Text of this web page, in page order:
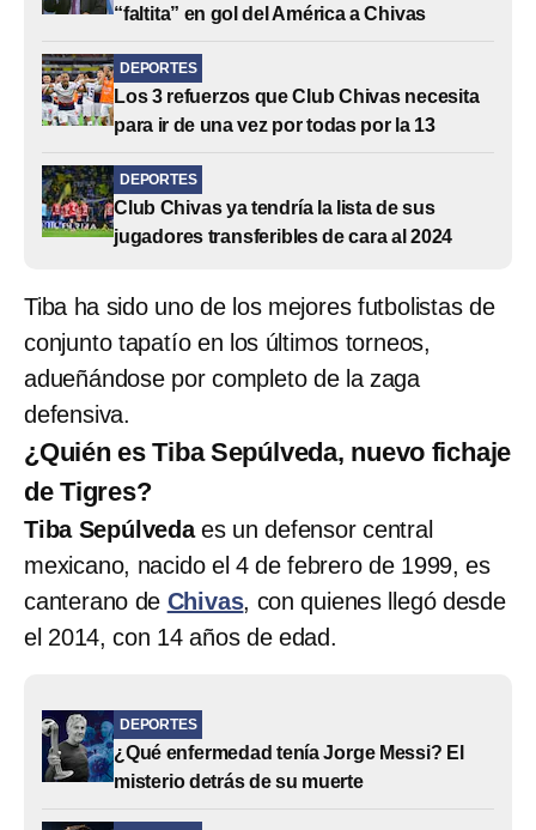
“faltita” en gol del América a Chivas
DEPORTES
Los 3 refuerzos que Club Chivas necesita
para ir de una vez por todas por la 13
DEPORTES
Club Chivas ya tendría la lista de sus
jugadores transferibles de cara al 2024
Tiba ha sido uno de los mejores futbolistas de
conjunto tapatío en los últimos torneos,
adueñándose por completo de la zaga
defensiva.
¿Quién es Tiba Sepúlveda, nuevo fichaje
de Tigres?
Tiba Sepúlvedaes un defensor central
mexicano, nacido el 4 de febrero de 1999, es
canterano de Chivas, con quienes llegó desde
el 2014, con 14 años de edad.
DEPORTES
¿Qué enfermedad tenía Jorge Messi? El
misterio detrás de su muerte